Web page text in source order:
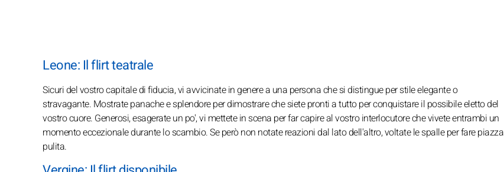
Leone: Il flirt teatrale
Sicuri del vostro capitale di fiducia, vi avvicinate in genere a una persona che si distingue per stile elegante o
stravagante. Mostrate panache e splendore per dimostrare che siete pronti a tutto per conquistare il possibile eletto del
vostro cuore. Generosi, esagerate un po', vi mettete in scena per far capire al vostro interlocutore che vivete entrambi un
momento eccezionale durante lo scambio. Se però non notate reazioni dal lato dell'altro, voltate le spalle per fare piazza
pulita.